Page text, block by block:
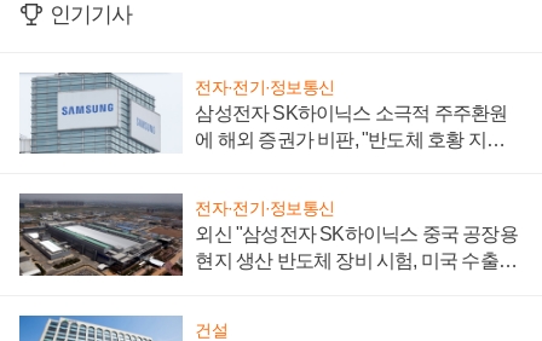
인기기사
전자·전기·정보통신
삼성전자 SK하이닉스 소극적 주주환원
에 해외 증권가 비판, "반도체 호황 지속
전자·전기·정보통신
외신 "삼성전자 SK하이닉스 중국 공장용
현지 생산 반도체 장비 시험, 미국 수출통
건설